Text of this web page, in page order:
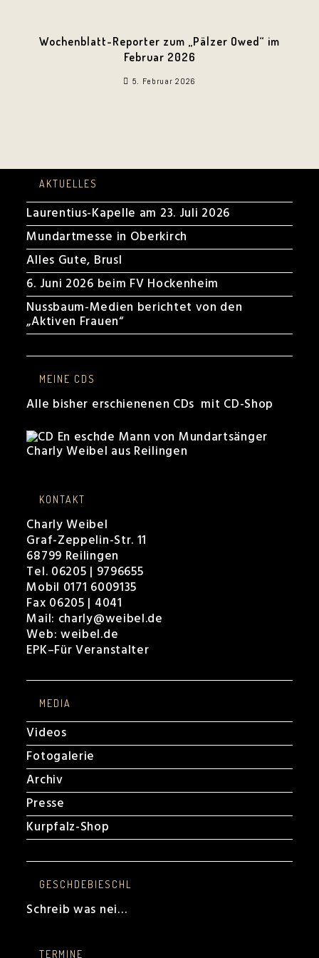
Wochenblatt-Reporter zum „Pälzer Owed“ im
Februar 2026
5. Februar 2026
AKTUELLES
Laurentius-Kapelle am 23. Juli 2026
Mundartmesse in Oberkirch
Alles Gute, Brusl
6. Juni 2026 beim FV Hockenheim
Nussbaum-Medien berichtet von den
„Aktiven Frauen“
MEINE CDS
Alle bisher erschienenen CDs mit CD-Shop
KONTAKT
Charly Weibel
Graf-Zeppelin-Str. 11
68799 Reilingen
Tel. 06205 | 9796655
Mobil 0171 6009135
Fax 06205 | 4041
Mail: charly@weibel.de
Web: weibel.de
EPK–Für Veranstalter
MEDIA
Videos
Fotogalerie
Archiv
Presse
Kurpfalz-Shop
GESCHDEBIESCHL
Schreib was nei…
TERMINE